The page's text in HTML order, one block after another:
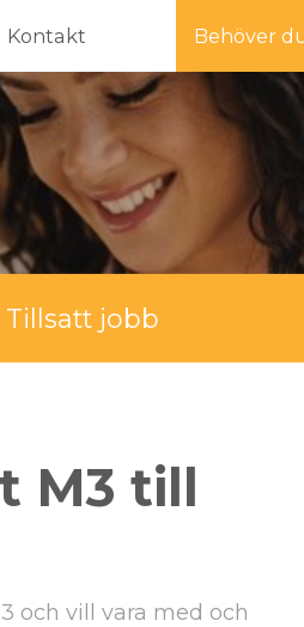
Kontakt Behöver
Tillsatt jobb
M3 till
och vill vara med och